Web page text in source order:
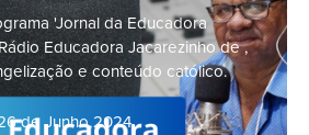
'Jornal da Educadora
Educadora Jacarezinho de ,
e conteúdo católico.
de Junho,2024